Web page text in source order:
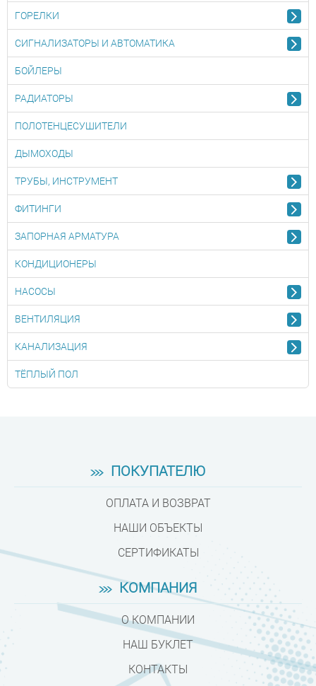
ГОРЕЛКИ
СИГНАЛИЗАТОРЫ И АВТОМАТИКА
БОЙЛЕРЫ
РАДИАТОРЫ
ПОЛОТЕНЦЕСУШИТЕЛИ
ДЫМОХОДЫ
ТРУБЫ, ИНСТРУМЕНТ
ФИТИНГИ
ЗАПОРНАЯ АРМАТУРА
КОНДИЦИОНЕРЫ
НАСОСЫ
ВЕНТИЛЯЦИЯ
КАНАЛИЗАЦИЯ
ТЁПЛЫЙ ПОЛ
ПОКУПАТЕЛЮ
ОПЛАТА И ВОЗВРАТ
НАШИ ОБЪЕКТЫ
СЕРТИФИКАТЫ
КОМПАНИЯ
О КОМПАНИИ
НАШ БУКЛЕТ
КОНТАКТЫ